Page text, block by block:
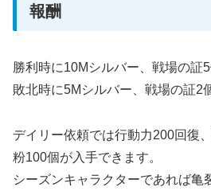
報酬
勝利時に10Mシルバー、戦場の証5
敗北時に5Mシルバー、戦場の証2
デイリー依頼では行動力200回復
粉100個が入手できます。
シーズンキャラクターであれば亀